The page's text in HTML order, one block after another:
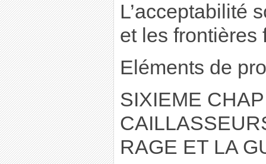
L’acceptabilité
et les frontières
Eléments de
SIXIEME
RAGE ET LA